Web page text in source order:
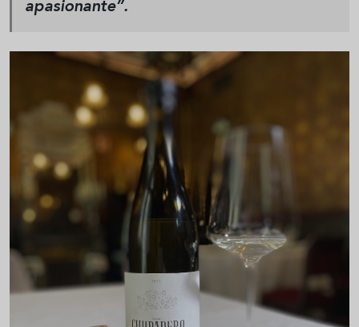
apasionante”.